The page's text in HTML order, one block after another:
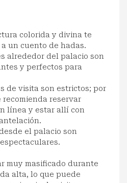
colorida y divina te
un cuento de hadas.
alrededor del palacio son
y perfectos para
de visita son estrictos; por
recomienda reservar
línea y estar allí con
el palacio son
muy masificado durante
alta, lo que puede